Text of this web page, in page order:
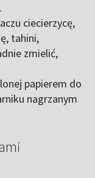
ciecierzycę,
tahini,
zmielić,
papierem do
nagrzanym